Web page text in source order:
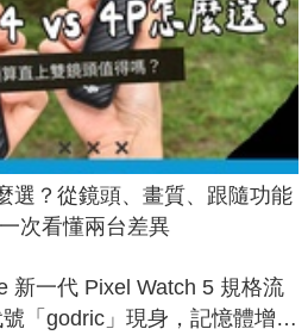
選？從鏡頭、畫質、跟隨功能
次看懂兩台差異
新一代 Pixel Watch 5 規格流
「godric」現身，記憶體增強